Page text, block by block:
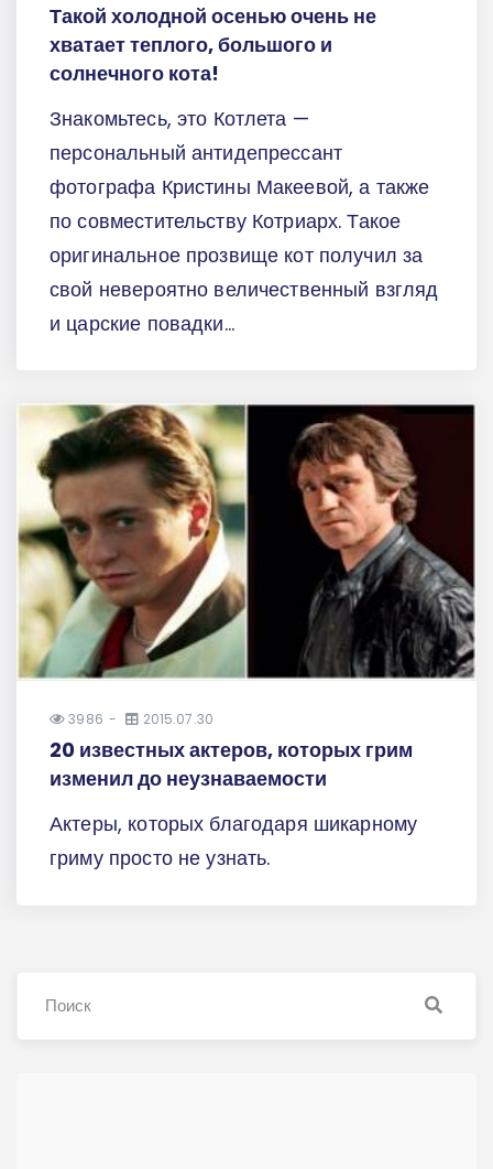
Такой холодной осенью очень не
хватает теплого, большого и
солнечного кота!
Знакомьтесь, это Котлета —
персональный антидепрессант
фотографа Кристины Макеевой, а также
по совместительству Котриарх. Такое
оригинальное прозвище кот получил за
свой невероятно величественный взгляд
и царские повадки...
3986 2015.07.30
20 известных актеров, которых грим
изменил до неузнаваемости
Актеры, которых благодаря шикарному
гриму просто не узнать.